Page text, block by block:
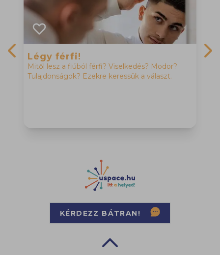
Légy férfi!
Mitől lesz a fiúból férfi? Viselkedés? Modor?
Tulajdonságok? Ezekre keressük a választ.
Previous slide
KÉRDEZZ BÁTRAN!